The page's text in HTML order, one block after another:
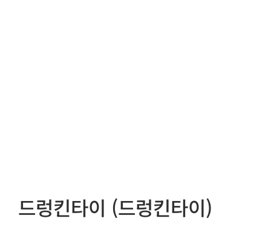
드렁킨타이 (드렁킨타이)